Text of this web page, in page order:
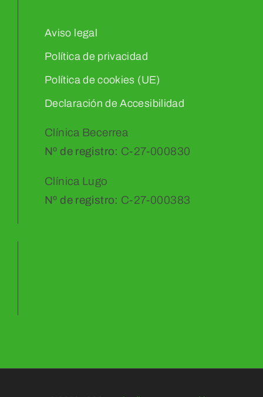
Aviso legal
Política de privacidad
Política de cookies (UE)
Declaración de Accesibilidad
Clínica Becerrea
Nº de registro: C-27-000830
Clínica Lugo
Nº de registro: C-27-000383